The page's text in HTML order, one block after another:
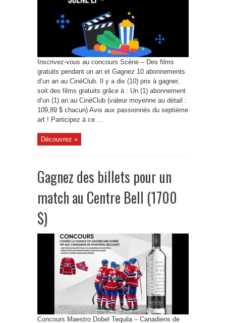
Inscrivez-vous au concours Scène – Des films
gratuits pendant un an et Gagnez 10 abonnements
d’un an au CinéClub. Il y a dix (10) prix à gagner,
soit des films gratuits grâce à : Un (1) abonnement
d’un (1) an au CinéClub (valeur moyenne au détail :
109,89 $ chacun) Avis aux passionnés du septième
art ! Participez à ce ...
Découvrez »
Gagnez des billets pour un
match au Centre Bell (1700
$)
Concours Maestro Dobel Tequila – Canadiens de